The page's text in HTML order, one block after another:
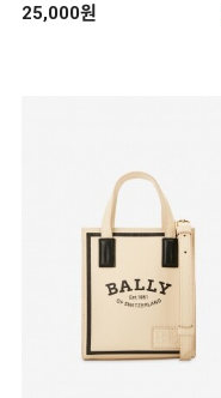
25,000원